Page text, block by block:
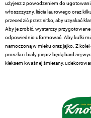
użyjesz z powodzeniem do
włoszczyzny, liścia laurowego oraz
przecedzić przez sitko, aby uzyskać
Aby je zrobić, wystarczy
odpowiednio uformować. Aby kulki
namoczoną w mleku oraz jajko. Z
proszku i biały pieprz będą bardziej
kleksem kwaśnej śmietany,